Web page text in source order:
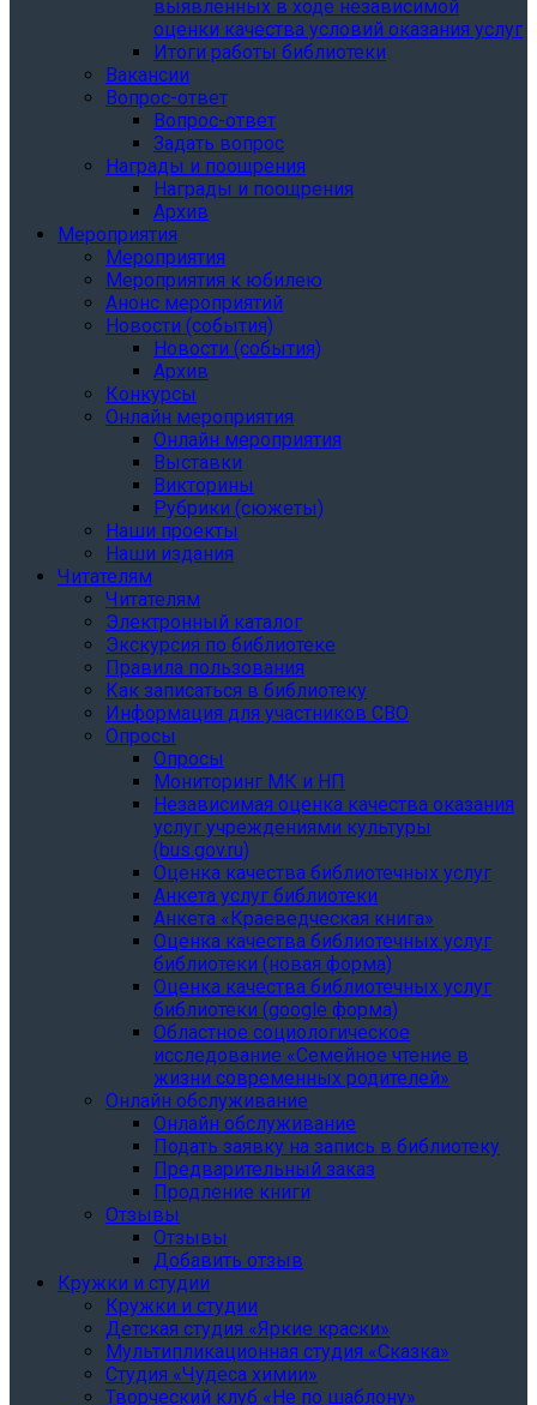
выявленных в ходе независимой
оценки качества условий оказания услуг
Итоги работы библиотеки
Вакансии
Вопрос-ответ
Вопрос-ответ
Задать вопрос
Награды и поощрения
Награды и поощрения
Архив
Мероприятия
Мероприятия
Мероприятия к юбилею
Анонс мероприятий
Новости (события)
Новости (события)
Архив
Конкурсы
Онлайн мероприятия
Онлайн мероприятия
Выставки
Викторины
Рубрики (сюжеты)
Наши проекты
Наши издания
Читателям
Читателям
Электронный каталог
Экскурсия по библиотеке
Правила пользования
Как записаться в библиотеку
Информация для участников СВО
Опросы
Опросы
Мониторинг МК и НП
Независимая оценка качества оказания
услуг учреждениями культуры
(bus.gov.ru)
Оценка качества библиотечных услуг
Анкета услуг библиотеки
Анкета «Краеведческая книга»
Oценка качества библиотечных услуг
библиотеки (новая форма)
Oценка качества библиотечных услуг
библиотеки (google форма)
Областное социологическое
исследование «Семейное чтение в
жизни современных родителей»
Онлайн обслуживание
Онлайн обслуживание
Подать заявку на запись в библиотеку
Предварительный заказ
Продление книги
Отзывы
Отзывы
Добавить отзыв
Кружки и студии
Кружки и студии
Детская студия «Яркие краски»
Мультипликационная студия «Сказка»
Студия «Чудеса химии»
Творческий клуб «Не по шаблону»